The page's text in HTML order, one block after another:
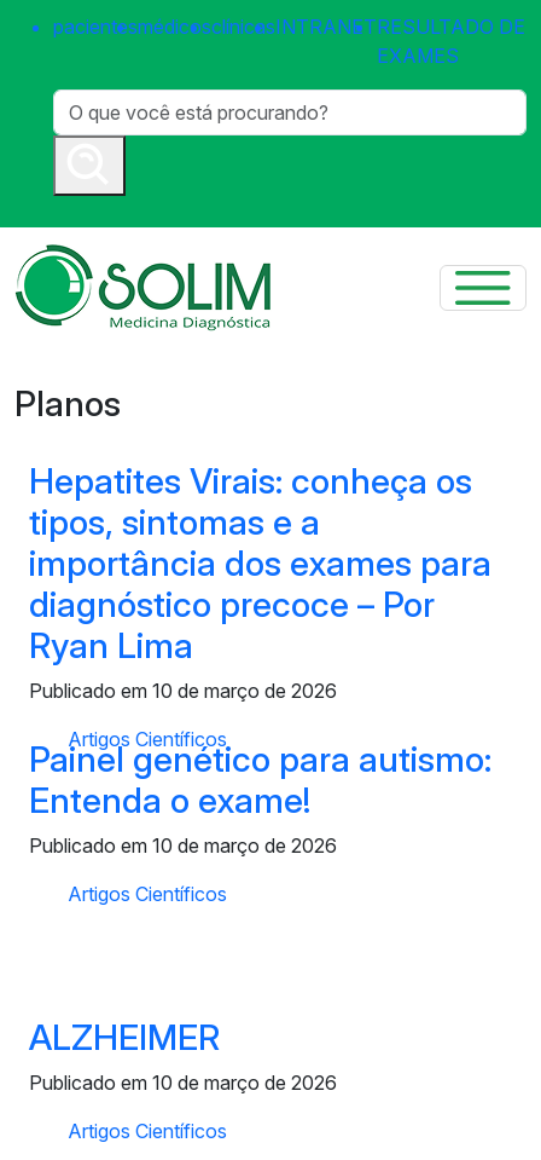
pacientesmédicosclínicasINTRANETRESULTADO DE
EXAMES
Planos
Hepatites Virais: conheça os
tipos, sintomas e a
importância dos exames para
diagnóstico precoce – Por
Ryan Lima
Publicado em 10 de março de 2026
Artigos Científicos
Painel genético para autismo:
Entenda o exame!
Publicado em 10 de março de 2026
Artigos Científicos
ALZHEIMER
Publicado em 10 de março de 2026
Artigos Científicos